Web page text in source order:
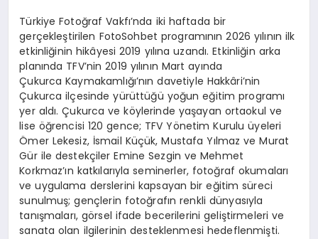
Türkiye Fotoğraf Vakfı’nda iki haftada bir
gerçekleştirilen FotoSohbet programının 2026 yılının ilk
etkinliğinin hikâyesi 2019 yılına uzandı. Etkinliğin arka
planında TFV’nin 2019 yılının Mart ayında
Çukurca Kaymakamlığı’nın davetiyle Hakkâri’nin
Çukurca ilçesinde yürüttüğü yoğun eğitim programı
yer aldı. Çukurca ve köylerinde yaşayan ortaokul ve
lise öğrencisi 120 gence; TFV Yönetim Kurulu üyeleri
Ömer Lekesiz, İsmail Küçük, Mustafa Yılmaz ve Murat
Gür ile destekçiler Emine Sezgin ve Mehmet
Korkmaz’ın katkılarıyla seminerler, fotoğraf okumaları
ve uygulama derslerini kapsayan bir eğitim süreci
sunulmuş; gençlerin fotoğrafın renkli dünyasıyla
tanışmaları, görsel ifade becerilerini geliştirmeleri ve
sanata olan ilgilerinin desteklenmesi hedeflenmişti.